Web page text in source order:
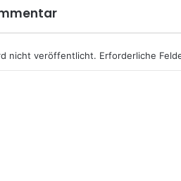
nicht veröffentlicht. Erforderliche